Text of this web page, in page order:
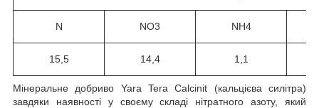
N NO3 NH4
15,5 14,4 1,1
Мінеральне добриво Yara Tera Calcinit (кальцієва силітра)
завдяки наявності у своєму складі нітратного азоту, який